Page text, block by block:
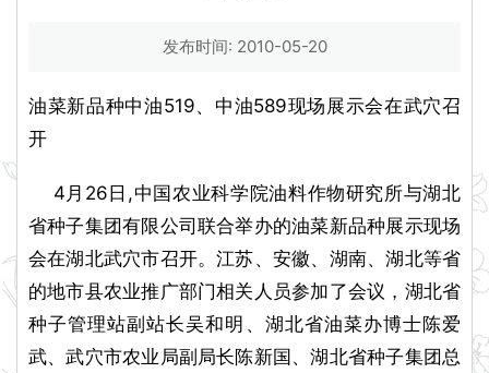
党建文化
发布时间: 2010-05-20
油菜新品种中油519、中油589现场展示会在武穴召
开
4月26日,中国农业科学院油料作物研究所与湖北
省种子集团有限公司联合举办的油菜新品种展示现场
会在湖北武穴市召开。江苏、安徽、湖南、湖北等省
的地市县农业推广部门相关人员参加了会议，湖北省
种子管理站副站长吴和明、湖北省油菜办博士陈爱
武、武穴市农业局副局长陈新国、湖北省种子集团总